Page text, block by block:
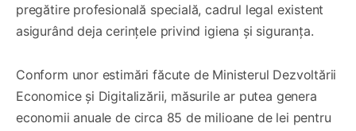
pregătire profesională specială, cadrul legal existent
asigurând deja cerințele privind igiena și siguranța.
Conform unor estimări făcute de Ministerul Dezvoltării
Economice și Digitalizării, măsurile ar putea genera
economii anuale de circa 85 de milioane de lei pentru